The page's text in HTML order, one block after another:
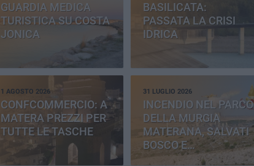
GUARDIA MEDICA
TURISTICA SU COSTA
JONICA
BASILICATA:
PASSATA LA CRISI
IDRICA
1 AGOSTO 2026
CONFCOMMERCIO: A
MATERA PREZZI PER
TUTTE LE TASCHE
31 LUGLIO 2026
INCENDIO NEL PARCO
DELLA MURGIA
MATERANA, SALVATI
BOSCO E
CEMENTERIA